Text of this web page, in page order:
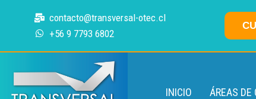
contacto@transversal-otec.cl
+56 9 7793 6802
INICIO ÁREAS DE